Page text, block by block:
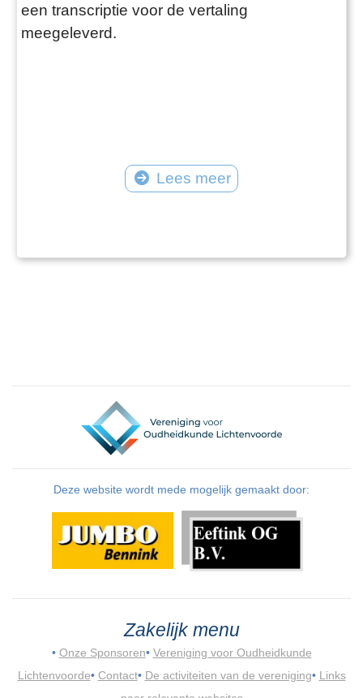
een transcriptie voor de vertaling
meegeleverd.
Lees meer
Deze website wordt mede mogelijk gemaakt door:
Zakelijk menu
• Onze Sponsoren• Vereniging voor Oudheidkunde
Lichtenvoorde• Contact• De activiteiten van de vereniging• Links